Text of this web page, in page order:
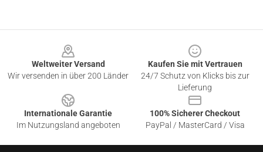
Weltweiter Versand
Wir versenden in über 200 Länder
Kaufen Sie mit Vertrauen
24/7 Schutz von Klicks bis zur
Lieferung
Internationale Garantie
Im Nutzungsland angeboten
100% Sicherer Checkout
PayPal / MasterCard / Visa